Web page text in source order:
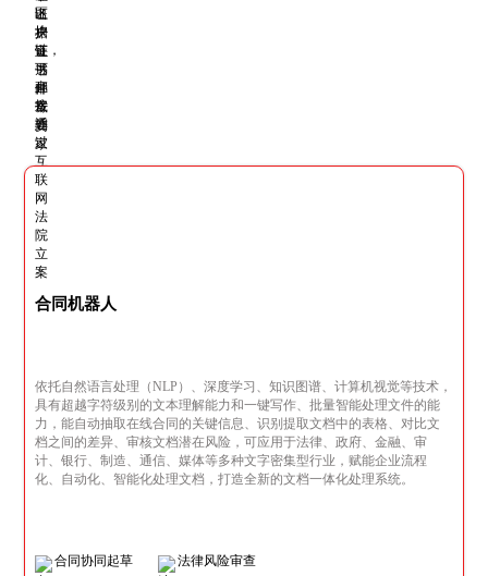
合同机器人
依托自然语言处理（NLP）、深度学习、知识图谱、计算机视觉等技术，
具有超越字符级别的文本理解能力和一键写作、批量智能处理文件的能
力，能自动抽取在线合同的关键信息、识别提取文档中的表格、对比文
档之间的差异、审核文档潜在风险，可应用于法律、政府、金融、审
计、银行、制造、通信、媒体等多种文字密集型行业，赋能企业流程
化、自动化、智能化处理文档，打造全新的文档一体化处理系统。
合同协同起草 法律风险审查